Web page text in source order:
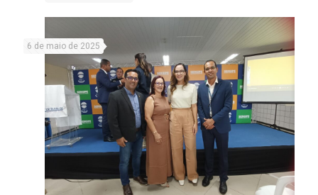
6 de maio de 2025